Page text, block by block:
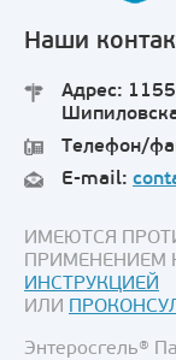
Наши
Адрес:
Телефон/
E-mail:
ИМЕЮТСЯ
ПРИМЕНЕНИЕМ
ИНСТРУКЦИЕЙ
ИЛИ
Энтеросгель®